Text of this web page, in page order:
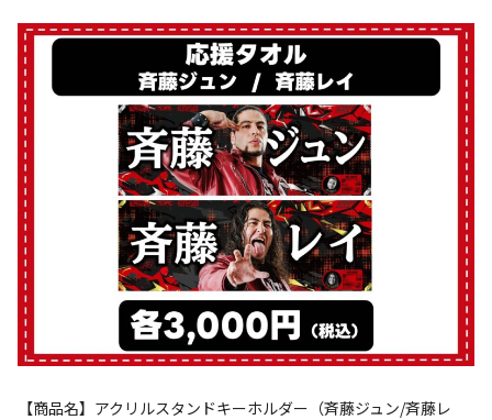
【商品名】アクリルスタンドキーホルダー（斉藤ジュン/斉藤レ